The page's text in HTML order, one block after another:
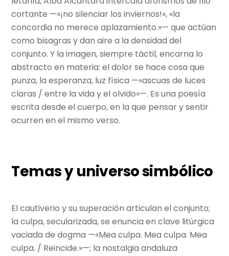
cortante —«¡no silenciar los inviernos!», «la
concordia no merece aplazamiento.»— que actúan
como bisagras y dan aire a la densidad del
conjunto. Y la imagen, siempre táctil, encarna lo
abstracto en materia: el dolor se hace cosa que
punza, la esperanza, luz física —«ascuas de luces
claras / entre la vida y el olvido»—. Es una poesía
escrita desde el cuerpo, en la que pensar y sentir
ocurren en el mismo verso.
Temas y universo simbólico
El cautiverio y su superación articulan el conjunto;
la culpa, secularizada, se enuncia en clave litúrgica
vaciada de dogma —«Mea culpa. Mea culpa. Mea
culpa. / Reincide.»—; la nostalgia andaluza